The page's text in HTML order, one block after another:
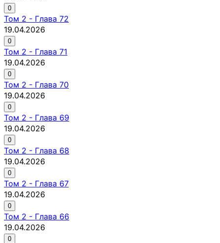
0
Том 2 - Глава 72
19.04.2026
0
Том 2 - Глава 71
19.04.2026
0
Том 2 - Глава 70
19.04.2026
0
Том 2 - Глава 69
19.04.2026
0
Том 2 - Глава 68
19.04.2026
0
Том 2 - Глава 67
19.04.2026
0
Том 2 - Глава 66
19.04.2026
0